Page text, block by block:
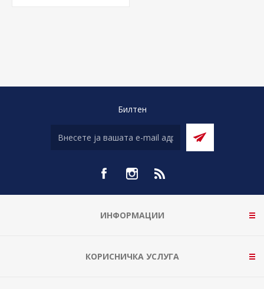
Билтен
ИНФОРМАЦИИ
КОРИСНИЧКА УСЛУГА